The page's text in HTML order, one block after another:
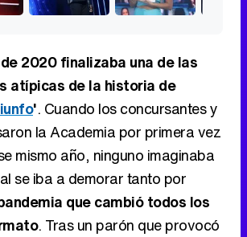
2020 finalizaba una de las
atípicas de la historia de
'. Cuando los concursantes y
la Academia por primera vez
mismo año, ninguno imaginaba
se iba a demorar tanto por
que cambió todos los
. Tras un parón que provocó